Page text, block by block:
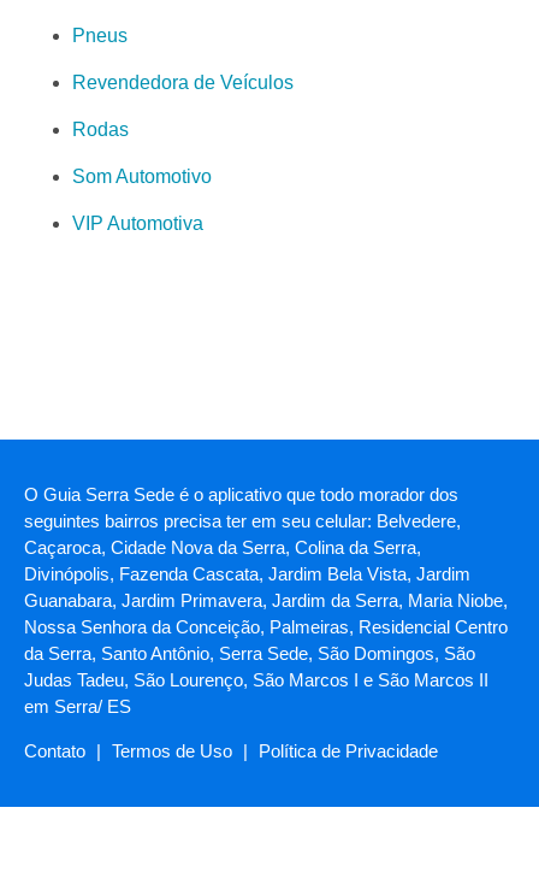
Pneus
Revendedora de Veículos
Rodas
Som Automotivo
VIP Automotiva
O Guia Serra Sede é o aplicativo que todo morador dos
seguintes bairros precisa ter em seu celular: Belvedere,
Caçaroca, Cidade Nova da Serra, Colina da Serra,
Divinópolis, Fazenda Cascata, Jardim Bela Vista, Jardim
Guanabara, Jardim Primavera, Jardim da Serra, Maria Niobe,
Nossa Senhora da Conceição, Palmeiras, Residencial Centro
da Serra, Santo Antônio, Serra Sede, São Domingos, São
Judas Tadeu, São Lourenço, São Marcos I e São Marcos II
em Serra/ ES
Contato | Termos de Uso | Política de Privacidade